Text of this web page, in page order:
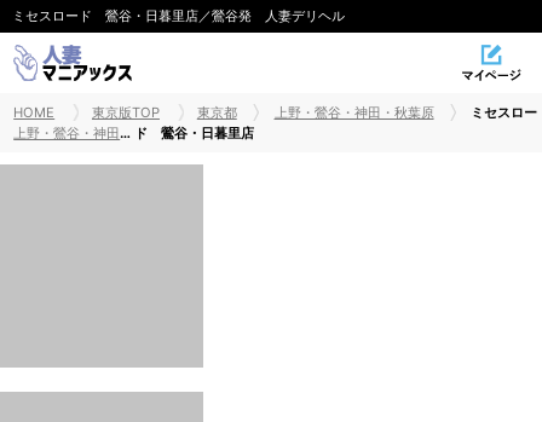
ミセスロード 鶯谷・日暮里店／鶯谷発 人妻デリヘル
HOME 東京版TOP 東京都
上野・鶯谷・神田・秋葉原
上野・鶯谷・神田・秋葉原出張・デリヘル
ミセスロー
ド 鶯谷・日暮里店